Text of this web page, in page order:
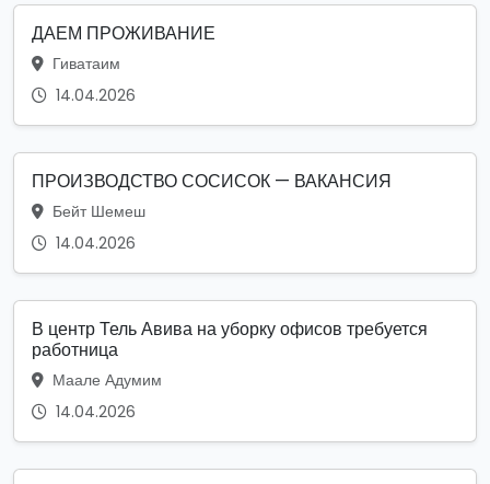
ДАЕМ ПРОЖИВАНИЕ
Гиватаим
14.04.2026
ПРОИЗВОДСТВО СОСИСОК — ВАКАНСИЯ
Бейт Шемеш
14.04.2026
В центр Тель Авива на уборку офисов требуется
работница
Маале Адумим
14.04.2026